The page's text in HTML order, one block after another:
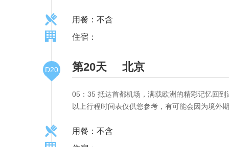
用餐：不含
住宿：
D20 第20天 北京
05：35 抵达首都机场，满载欧洲的精彩记忆回
以上行程时间表仅供您参考，有可能会因为境外
用餐：不含